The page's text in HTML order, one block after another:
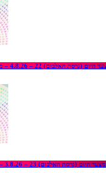
מצעד היום (גרסת האלבום) 23 – 3.8.26 – מהדורת לילה רגועה